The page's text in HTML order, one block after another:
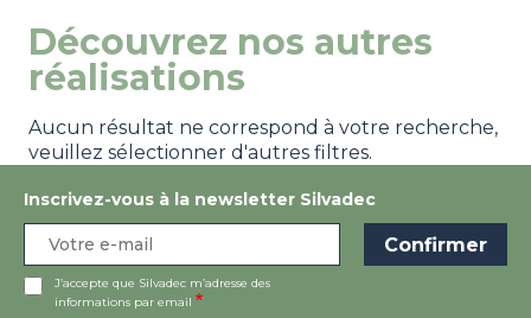
Découvrez nos autres
réalisations
Aucun résultat ne correspond à votre recherche,
veuillez sélectionner d'autres filtres.
Inscrivez-vous à la newsletter Silvadec
J’accepte que Silvadec m’adresse des
informations par email